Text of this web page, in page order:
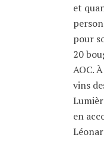
et
pour
20
AOC.
vins
en